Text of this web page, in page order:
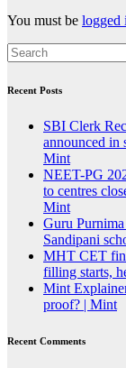
You must be logged
Recent Posts
SBI Clerk
announced
Mint
NEET-PG
to centres
Mint
Guru
Sandipani
MHT CET
filling starts,
Mint
proof? | Mint
Recent Comments